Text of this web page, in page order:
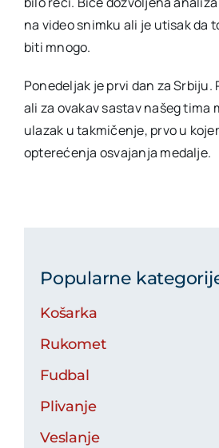
na video snimku ali je utisak da
biti mnogo.
Ponedeljak je prvi dan za Srbiju.
ali za ovakav sastav našeg tima
ulazak u takmičenje, prvo u
opterećenja osvajanja medalje.
Popularne
Košarka
Rukomet
Fudbal
Plivanje
Veslanje